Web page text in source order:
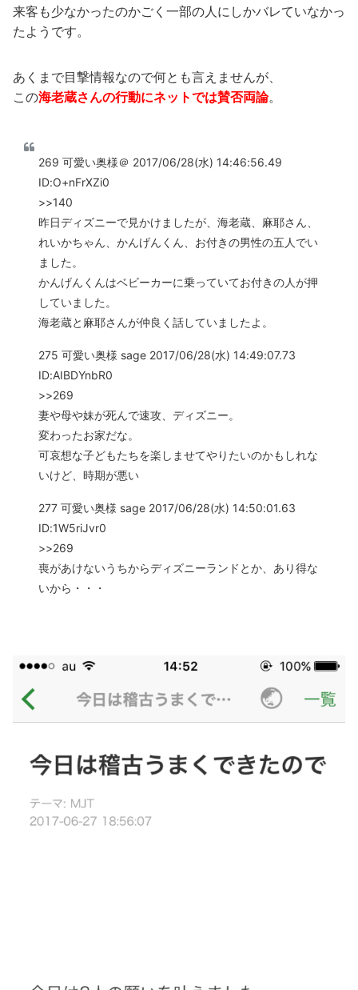
来客も少なかったのかごく一部の人にしかバレていなかっ
たようです。
あくまで目撃情報なので何とも言えませんが、
この海老蔵さんの行動にネットでは賛否両論。
269 可愛い奥様＠ 2017/06/28(水) 14:46:56.49
ID:O+nFrXZi0
>>140
昨日ディズニーで見かけましたが、海老蔵、麻耶さん、
れいかちゃん、かんげんくん、お付きの男性の五人でい
ました。
かんげんくんはベビーカーに乗っていてお付きの人が押
していました。
海老蔵と麻耶さんが仲良く話していましたよ。
275 可愛い奥様 sage 2017/06/28(水) 14:49:07.73
ID:AIBDYnbR0
>>269
妻や母や妹が死んで速攻、ディズニー。
変わったお家だな。
可哀想な子どもたちを楽しませてやりたいのかもしれな
いけど、時期が悪い
277 可愛い奥様 sage 2017/06/28(水) 14:50:01.63
ID:1W5riJvr0
>>269
喪があけないうちからディズニーランドとか、あり得な
いから・・・